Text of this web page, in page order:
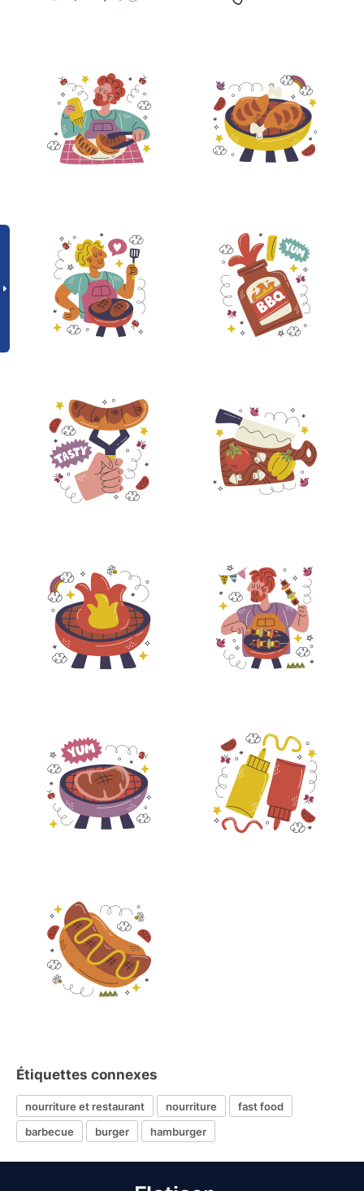
Étiquettes connexes
nourriture et restaurant nourriture
fast food
barbecue
burger hamburger